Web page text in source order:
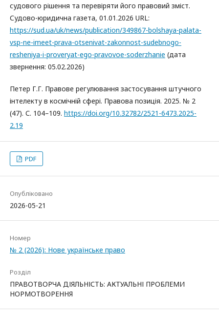
судового рішення та перевіряти його правовий зміст.
Судово-юридична газета, 01.01.2026 URL:
https://sud.ua/uk/news/publication/349867-bolshaya-palata-
vsp-ne-imeet-prava-otsenivat-zakonnost-sudebnogo-
resheniya-i-proveryat-ego-pravovoe-soderzhanie (дата
звернення: 05.02.2026)
Петер Г.Г. Правове регулювання застосування штучного
інтелекту в космічній сфері. Правова позиція. 2025. № 2
(47). С. 104–109. https://doi.org/10.32782/2521-6473.2025-
2.19
PDF
Опубліковано
2026-05-21
Номер
№ 2 (2026): Нове українське право
Розділ
ПРАВОТВОРЧА ДІЯЛЬНІСТЬ: АКТУАЛЬНІ ПРОБЛЕМИ
НОРМОТВОРЕННЯ